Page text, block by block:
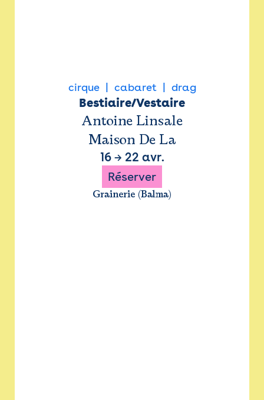
cirque cabaret drag
Bestiaire/Vestaire
Antoine Linsale
Maison De La
16→ 22 avr.
Réserver
Grainerie (Balma)